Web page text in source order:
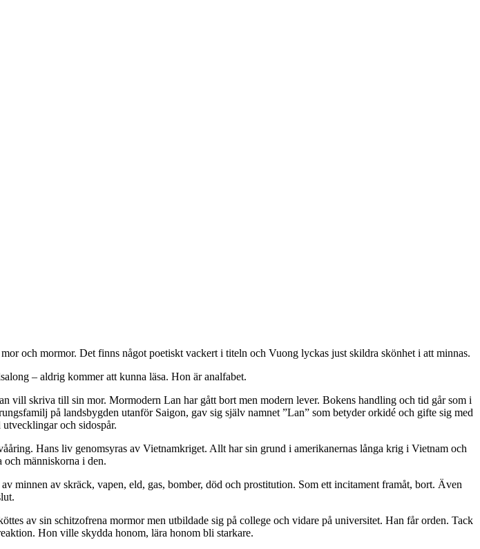
och mormor. Det finns något poetiskt vackert i titeln och Vuong lyckas just skildra skönhet i att minnas.
– aldrig kommer att kunna läsa. Hon är analfabet.
vill skriva till sin mor. Mormodern Lan har gått bort men modern lever. Bokens handling och tid går som i
på landsbygden utanför Saigon, gav sig själv namnet ”Lan” som betyder orkidé och gifte sig med
och sidospår.
Hans liv genomsyras av Vietnamkriget. Allt har sin grund i amerikanernas långa krig i Vietnam och
och människorna i den.
minnen av skräck, vapen, eld, gas, bomber, död och prostitution. Som ett incitament framåt, bort. Även
av sin schitzofrena mormor men utbildade sig på college och vidare på universitet. Han får orden. Tack
Hon ville skydda honom, lära honom bli starkare.